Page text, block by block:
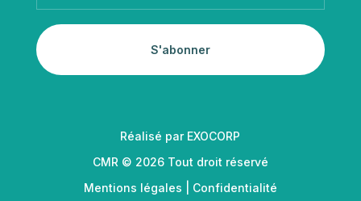
S'abonner
Réalisé par EXOCORP
CMR © 2026 Tout droit réservé
Mentions légales
Confidentialité